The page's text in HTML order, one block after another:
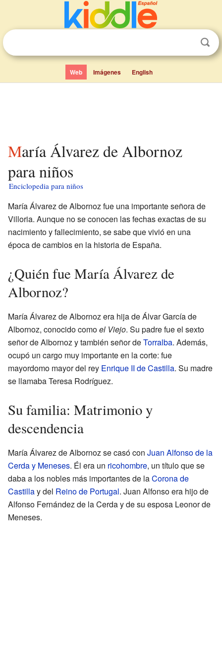
Web Imágenes English
María Álvarez de Albornoz
para niños
Enciclopedia para niños
María Álvarez de Albornoz fue una importante señora de
Villoria. Aunque no se conocen las fechas exactas de su
nacimiento y fallecimiento, se sabe que vivió en una
época de cambios en la historia de España.
¿Quién fue María Álvarez de
Albornoz?
María Álvarez de Albornoz era hija de Álvar García de
Albornoz, conocido comoel Viejo. Su padre fue el sexto
señor de Albornoz y también señor deTorralba. Además,
ocupó un cargo muy importante en la corte: fue
mayordomo mayor del rey Enrique II de Castilla. Su madre
se llamaba Teresa Rodríguez.
Su familia: Matrimonio y
descendencia
María Álvarez de Albornoz se casó con Juan Alfonso de la
Cerda y Meneses. Él era un ricohombre, un título que se
daba a los nobles más importantes de laCorona de
Castillay del Reino de Portugal. Juan Alfonso era hijo de
Alfonso Fernández de la Cerda y de su esposa Leonor de
Meneses.